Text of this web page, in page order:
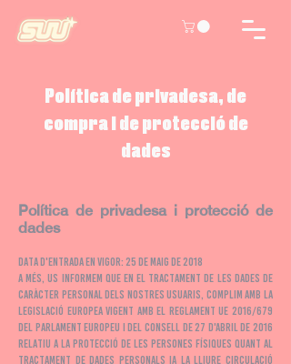
Política de privadesa, de
compra i de protecció de
dades
Política de privadesa i protecció de
dades
Data d'entrada en vigor: 25 de maig de 2018
A més, us informem que en el tractament de les dades de
caràcter personal dels nostres usuaris, complim amb la
legislació europea vigent amb el Reglament UE 2016/679
del Parlament Europeu i del Consell de 27 d'abril de 2016
relatiu a la protecció de les persones físiques quant al
tractament de dades personals ia la lliure circulació